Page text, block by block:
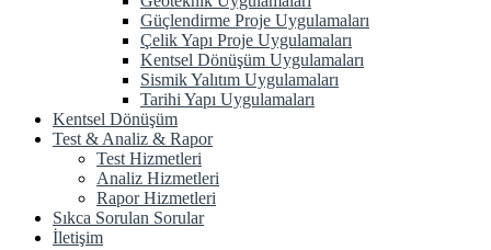
Güçlendirme Proje Uygulamaları
Çelik Yapı Proje Uygulamaları
Kentsel Dönüşüm Uygulamaları
Sismik Yalıtım Uygulamaları
Tarihi Yapı Uygulamaları
Kentsel Dönüşüm
Test & Analiz & Rapor
Test Hizmetleri
Analiz Hizmetleri
Rapor Hizmetleri
Sıkca Sorulan Sorular
İletişim